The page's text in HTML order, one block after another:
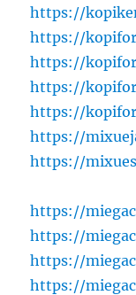
https://
https://
https://
https://
https://
https://
https://
https://
https://
https://
https://